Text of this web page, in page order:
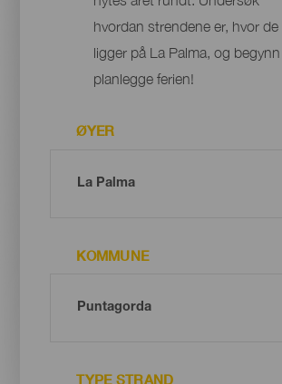
hvordan strendene er, hvor de
ligger på La Palma, og
planlegge ferien!
ØYER
KOMMUNE
TYPE STRAND